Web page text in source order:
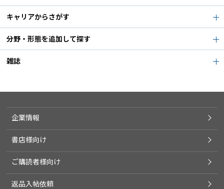
キャリアからさがす
分野・形態を追加して探す
雑誌
企業情報
書店様向け
ご購読者様向け
返品入帖依頼